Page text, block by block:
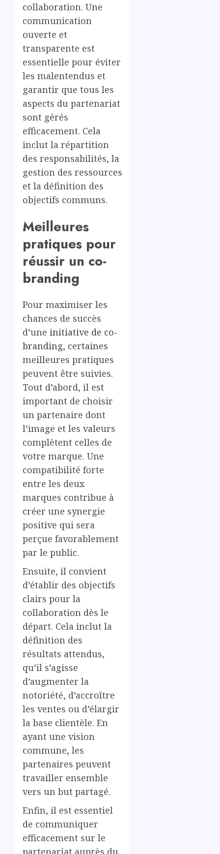
collaboration. Une
communication
ouverte et
transparente est
essentielle pour éviter
les malentendus et
garantir que tous les
aspects du partenariat
sont gérés
efficacement. Cela
inclut la répartition
des responsabilités, la
gestion des ressources
et la définition des
objectifs communs.
Meilleures
pratiques pour
réussir un co-
branding
Pour maximiser les
chances de succès
d’une initiative de co-
branding, certaines
meilleures pratiques
peuvent être suivies.
Tout d’abord, il est
important de choisir
un partenaire dont
l’image et les valeurs
complètent celles de
votre marque. Une
compatibilité forte
entre les deux
marques contribue à
créer une synergie
positive qui sera
perçue favorablement
par le public.
Ensuite, il convient
d’établir des objectifs
clairs pour la
collaboration dès le
départ. Cela inclut la
définition des
résultats attendus,
qu’il s’agisse
d’augmenter la
notoriété, d’accroître
les ventes ou d’élargir
la base clientèle. En
ayant une vision
commune, les
partenaires peuvent
travailler ensemble
vers un but partagé.
Enfin, il est essentiel
de communiquer
efficacement sur le
partenariat auprès du